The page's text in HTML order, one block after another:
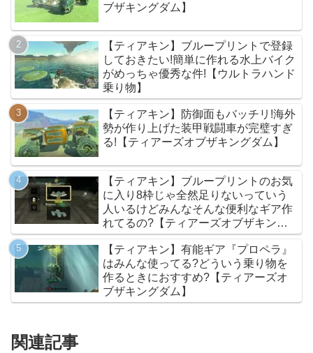
ブザキングダム】
【ティアキン】ブループリントで登録
しておきたい!簡単に作れる水上バイク
がめっちゃ優秀な件!【ウルトラハンド
乗り物】
【ティアキン】防御面もバッチリ!海外
勢が作り上げた装甲戦闘車が完璧すぎ
る!【ティアーズオブザキングダム】
【ティアキン】ブループリントのお気
に入り8枠じゃ全然足りないっていう
人いるけどみんなそんな便利なギア作
れてるの?【ティアーズオブザキング
ダム】
【ティアキン】有能ギア『プロペラ』
はみんな使ってる?どういう乗り物を
作るときにおすすめ?【ティアーズオ
ブザキングダム】
関連記事